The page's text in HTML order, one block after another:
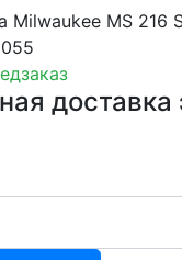
Milwaukee MS 216
доставка